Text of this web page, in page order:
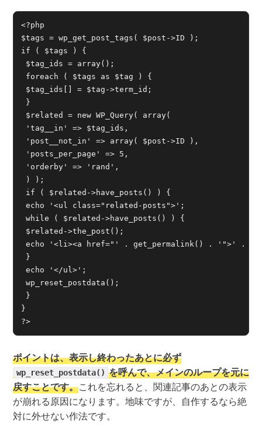
<?php
$tags = wp_get_post_tags( $post->ID );
if ( $tags ) {
$tag_ids = array();
foreach ( $tags as $tag ) {
$tag_ids[] = $tag->term_id;
}
$related = new WP_Query( array(
'tag__in' => $tag_ids,
'post__not_in' => array( $post->ID ),
'posts_per_page' => 5,
'orderby' => 'rand',
) );
if ( $related->have_posts() ) {
echo '<ul class="related-posts">';
while ( $related->have_posts() ) {
$related->the_post();
echo '<li><a href="' . get_permalink() . '">' .
}
echo '</ul>';
wp_reset_postdata();
}
}
?>
ポイントは、表示し終わったあとに必ず
wp_reset_postdata() を呼んで、メインのループを元に
戻すことです。これを忘れると、関連記事のあとの表示
が崩れる原因になります。地味ですが、自作するなら絶
対に外せない作法です。